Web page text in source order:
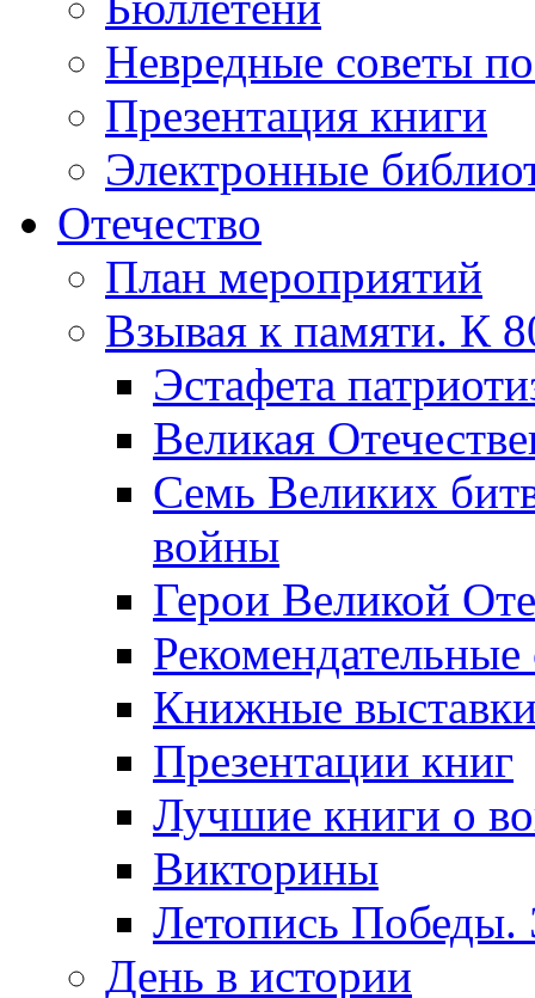
Невредные советы
Презентация книги
Электронные
Отечество
План мероприятий
Взывая к памяти. К
Эcтафета
Великая
Семь Великих
войны
Герои Великой
Рекомендательные
Книжные
Презентации книг
Лучшие книги о
Викторины
Летопись Победы.
День в истории